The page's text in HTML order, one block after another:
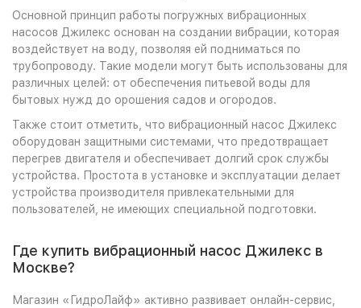
Основной принцип работы погружных вибрационных
насосов Джилекс основан на создании вибрации, которая
воздействует на воду, позволяя ей подниматься по
трубопроводу. Такие модели могут быть использованы для
различных целей: от обеспечения питьевой воды для
бытовых нужд до орошения садов и огородов.
Также стоит отметить, что вибрационный насос Джилекс
оборудован защитными системами, что предотвращает
перегрев двигателя и обеспечивает долгий срок службы
устройства. Простота в установке и эксплуатации делает
устройства производителя привлекательными для
пользователей, не имеющих специальной подготовки.
Где купить вибрационный насос Джилекс в
Москве?
Магазин «ГидроЛайф» активно развивает онлайн-сервис,